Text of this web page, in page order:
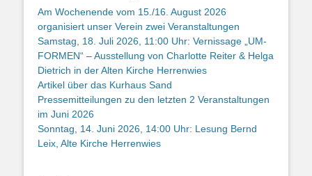
Am Wochenende vom 15./16. August 2026
organisiert unser Verein zwei Veranstaltungen
Samstag, 18. Juli 2026, 11:00 Uhr: Vernissage „UM-
FORMEN“ – Ausstellung von Charlotte Reiter & Helga
Dietrich in der Alten Kirche Herrenwies
Artikel über das Kurhaus Sand
Pressemitteilungen zu den letzten 2 Veranstaltungen
im Juni 2026
Sonntag, 14. Juni 2026, 14:00 Uhr: Lesung Bernd
Leix, Alte Kirche Herrenwies